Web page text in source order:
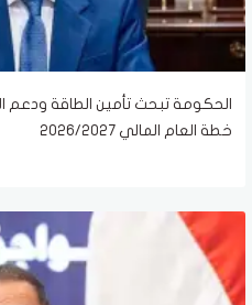
الحكومة تبحث تأمين الطاقة ودعم
خطة العام المالي 2026/2027